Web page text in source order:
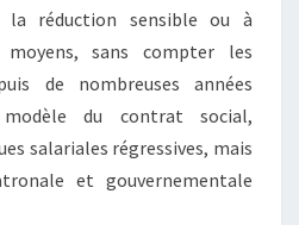
la réduction sensible ou à
moyens, sans compter les
de nombreuses années
du contrat social,
salariales régressives, mais
et gouvernementale